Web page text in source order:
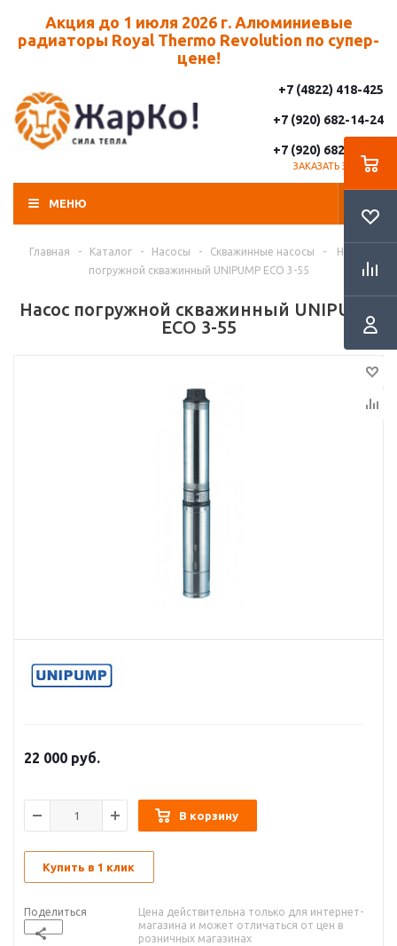
Акция до 1 июля 2026 г. Алюминиевые
радиаторы Royal Thermo Revolution по супер-
цене!
+7 (4822) 418-425
+7 (920) 682-14-24
+7 (920) 682-14-25
ЗАКАЗАТЬ ЗВОНОК
МЕНЮ
Главная - Каталог - Насосы - Скважинные насосы -
Насос
погружной скважинный UNIPUMP ECO 3-55
Насос погружной скважинный UNIPUMP
ECO 3-55
22 000 руб.
В корзину
Купить в 1 клик
Поделиться
Цена действительна только для интернет-
магазина и может отличаться от цен в
розничных магазинах